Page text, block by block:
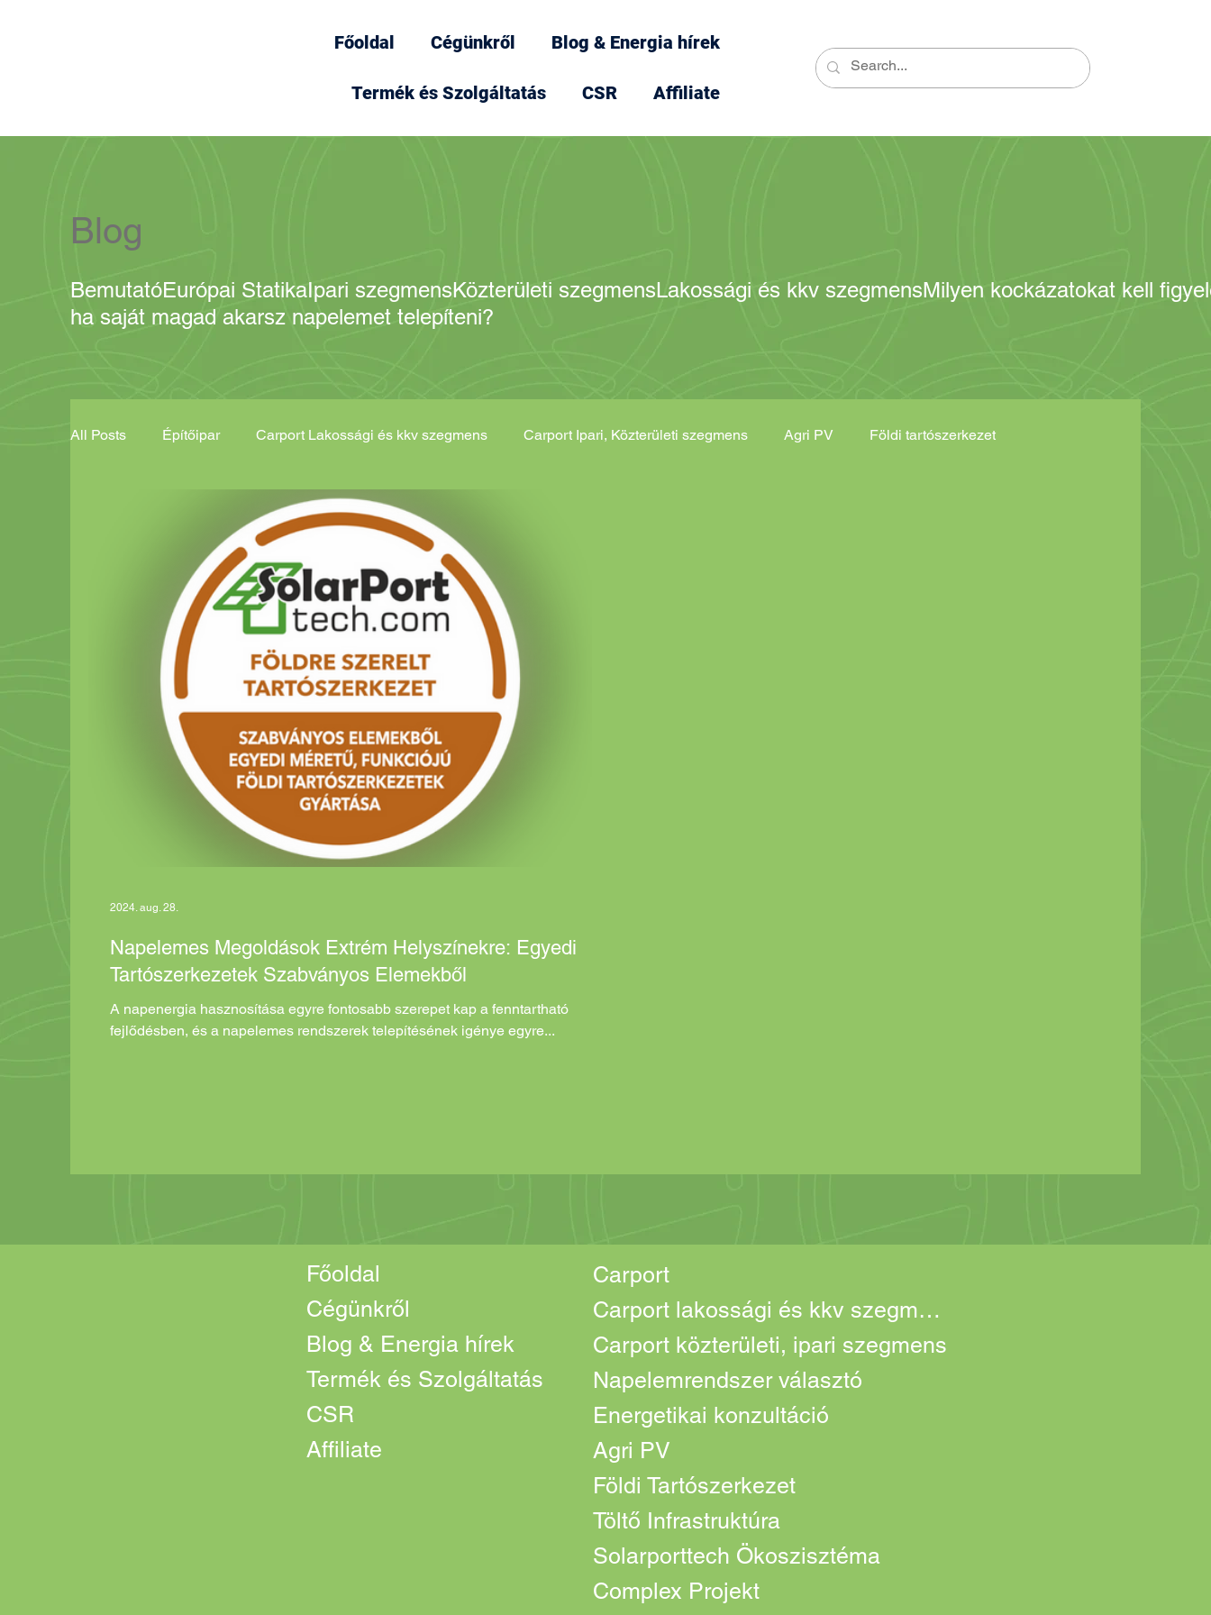
Főoldal Cégünkről Blog & Energia hírek
Termék és Szolgáltatás CSR Affiliate
Blog
BemutatóEurópai StatikaIpari szegmensKözterületi szegmensLakossági és kkv szegmensMilyen kockázatokat kell
ha saját magad akarsz napelemet telepíteni?
All Posts Építőipar Carport Lakossági és kkv szegmens Carport Ipari, Közterületi szegmens Agri PV Földi tartószerkezet
ESG Fejlesztési Lehetőségek Complex Projekt
Carport Akciós ajánlat Carport Általános ajánlat Agri PV Akciós ajánlat
Földi tartószerkezet Ált. ajánlat Töltőinfrastruktúra Akciós ajánlat
Fémháló, gabion kő, alapozás Akciós Fémháló, gabion kő, alapozás Ált.
Zöld növény telepítés Általános Esővíz elvezeték és öntözés
Energiafelügyeleti központ Energiafelügyeleti központ Akciós
Napelemes Megoldások Extrém Helyszínekre: Egyedi
Tartószerkezetek Szabványos Elemekből
A napenergia hasznosítása egyre fontosabb szerepet kap a fenntartható
fejlődésben, és a napelemes rendszerek telepítésének igénye egyre...
2024. aug. 28.
Főoldal
Cégünkről
Blog & Energia hírek
Termék és Szolgáltatás
CSR
Affiliate
Carport
Carport lakossági és kkv szegmens
Carport közterületi, ipari szegmens
Napelemrendszer választó
Energetikai konzultáció
Agri PV
Földi Tartószerkezet
Töltő Infrastruktúra
Solarporttech Ökoszisztéma
Complex Projekt